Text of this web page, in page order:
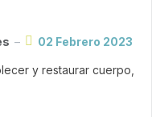
02 Febrero 2023
y restaurar cuerpo,